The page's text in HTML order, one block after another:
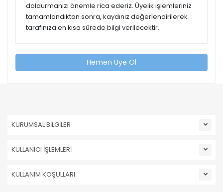
doldurmanızı önemle rica ederiz. Üyelik işlemleriniz
tamamlandıktan sonra, kaydınız değerlendirilerek
tarafınıza en kısa sürede bilgi verilecektir.
Hemen Üye Ol
KURUMSAL BİLGİLER
KULLANICI İŞLEMLERİ
KULLANIM KOŞULLARI